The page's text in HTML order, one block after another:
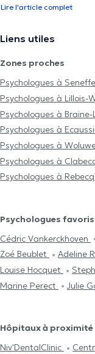
Lire l'article complet
Liens utiles
Zones proches
Psychologues à Seneffe
Psychologues à Lillois-
Psychologues à
Psychologues à
Psychologues à
Psychologues à
Psychologues à Rebecq
Psychologues favoris
Cédric Vankerckhoven
Zoé Beublet
Adeline
Louise Hocquet
Marine Perect
Julie
Hôpitaux à proximité
Niv'DentalClinic